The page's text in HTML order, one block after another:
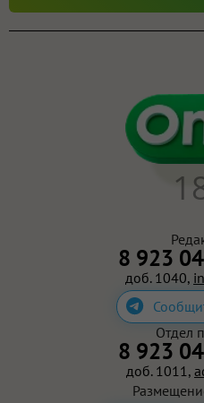
8 923
доб. 1040,
Отдел
8 923
доб. 1011,